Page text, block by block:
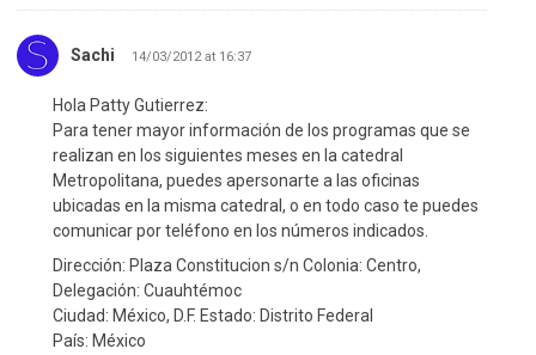
Sachi 14/03/2012 at 16:37
Hola Patty Gutierrez:
Para tener mayor información de los programas que se
realizan en los siguientes meses en la catedral
Metropolitana, puedes apersonarte a las oficinas
ubicadas en la misma catedral, o en todo caso te puedes
comunicar por teléfono en los números indicados.
Dirección: Plaza Constitucion s/n Colonia: Centro,
Delegación: Cuauhtémoc
Ciudad: México, D.F. Estado: Distrito Federal
País: México